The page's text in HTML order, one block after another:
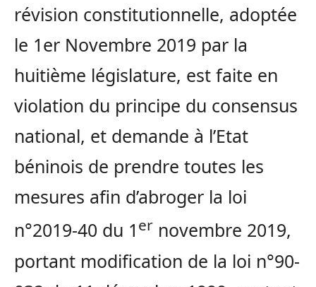
révision constitutionnelle, adoptée
le 1er Novembre 2019 par la
huitième législature, est faite en
violation du principe du consensus
national, et demande à l’Etat
béninois de prendre toutes les
mesures afin d’abroger la loi
n°2019-40 du 1 er novembre 2019,
portant modification de la loi n°90-